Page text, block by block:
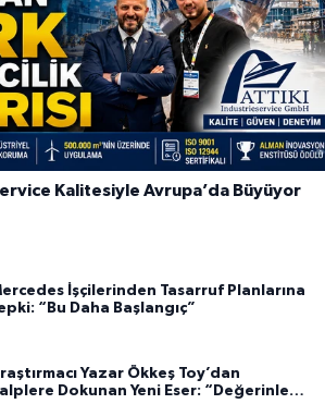
Kalitesiyle Avrupa’da Büyüyor
İşçilerinden Tasarruf Planlarına
“Bu Daha Başlangıç”
Yazar Ökkeş Toy’dan
Dokunan Yeni Eser: “Değerinle